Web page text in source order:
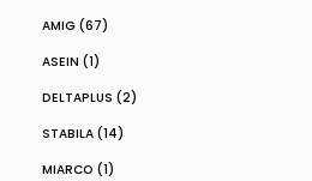
AMIG (67)
ASEIN (1)
DELTAPLUS (2)
STABILA (14)
MIARCO (1)